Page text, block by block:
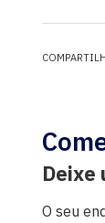
Deixe
O seu